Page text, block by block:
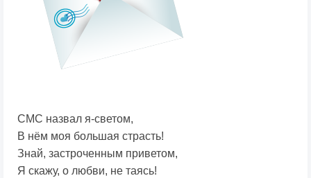
СМС назвал я-светом,
В нём моя большая страсть!
Знай, застроченным приветом,
Я скажу, о любви, не таясь!